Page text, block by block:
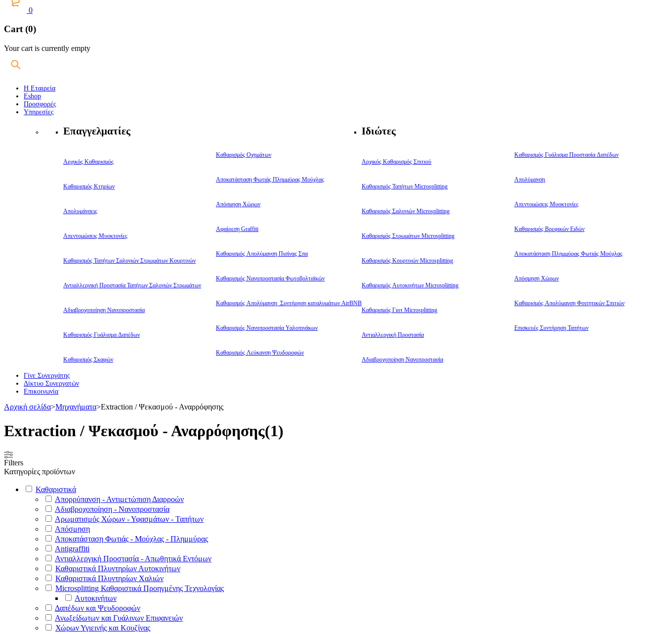
0
Cart (0)
Your cart is currently empty
Η Εταιρεία
Eshop
Προσφορές
Υπηρεσίες
Επαγγελματίες
Αρχικός Καθαρισμός
Καθαρισμός Κτηρίων
Απολυμάνσεις
Απεντομώσεις Μυοκτονίες
Καθαρισμός Ταπήτων Σαλονιών Στρωμάτων Κουρτινών
Αντιαλλεργική Προστασία Ταπήτων Σαλονιών Στρωμάτων
Αδιαβροχοποίηση Νανοπροστασία
Καθαρισμός Γυάλισμα Δαπέδων
Καθαρισμός Σκαφών
Καθαρισμός Οχημάτων
Αποκατάσταση Φωτιάς Πλημμύρας Μούχλας
Απόσμηση Χώρων
Αφαίρεση Graffiti
Καθαρισμός Απολύμανση Πισίνας Σπα
Καθαρισμός Νανοπροστασία Φωτοβολταϊκών
Καθαρισμός Απολύμανση Συντήρηση καταλυμάτων AirBNB
Καθαρισμός Νανοπροστασία Υαλοπινάκων
Καθαρισμός Λεύκανση Ψευδοροφών
Ιδιώτες
Αρχικός Καθαρισμός Σπιτιού
Καθαρισμός Ταπήτων Microsplitting
Καθαρισμός Σαλονιών Microsplitting
Καθαρισμός Στρωμάτων Microsplitting
Καθαρισμός Κουρτινών Microsplitting
Καθαρισμός Αυτοκινήτων Microsplitting
Καθαρισμός Γιοτ Microsplitting
Αντιαλλεργική Προστασία
Αδιαβροχοποίηση Νανοπροστασία
Καθαρισμός Γυάλισμα Προστασία Δαπέδων
Απολύμανση
Απεντομώσεις Μυοκτονίες
Καθαρισμός Βρεφικών Ειδών
Αποκατάσταση Πλημμύρας Φωτιάς Μούχλας
Απόσμηση Χώρων
Καθαρισμός Απολύμανση Φοιτητικών Σπιτιών
Επισκευές Συντήρηση Ταπήτων
Γίνε Συνεργάτης
Δίκτυο Συνεργατών
Επικοινωνία
Αρχική σελίδα>Μηχανήματα>Extraction / Ψεκασμού - Αναρρόφησης
Extraction / Ψεκασμού - Αναρρόφησης(1)
Filters
Κατηγορίες προϊόντων
Καθαριστικά
Απορρύπανση - Αντιμετώπιση Διαρροών
Αδιαβροχοποίηση - Νανοπροστασία
Αρωματισμός Χώρων - Υφασμάτων - Ταπήτων
Απόσμηση
Αποκατάσταση Φωτιάς - Μούχλας - Πλημμύρας
Antigraffiti
Αντιαλλεργική Προστασία - Απωθητικά Εντόμων
Καθαριστικά Πλυντηρίων Αυτοκινήτων
Καθαριστικά Πλυντηρίων Χαλιών
Microsplitting Καθαριστικά Προηγμένης Τεχνολογίας
Αυτοκινήτων
Δαπέδων και Ψευδοροφών
Ανωξείδωτων και Γυάλινων Επιφανειών
Χώρων Υγιεινής και Κουζίνας